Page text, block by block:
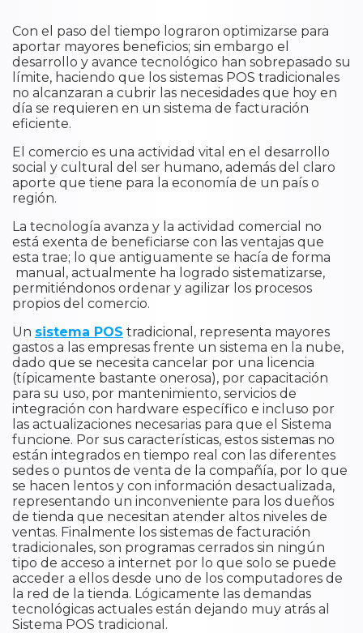
Con el paso del tiempo lograron optimizarse para
aportar mayores beneficios; sin embargo el
desarrollo y avance tecnológico han sobrepasado su
límite, haciendo que los sistemas POS tradicionales
no alcanzaran a cubrir las necesidades que hoy en
día se requieren en un sistema de facturación
eficiente.
El comercio es una actividad vital en el desarrollo
social y cultural del ser humano, además del claro
aporte que tiene para la economía de un país o
región.
La tecnología avanza y la actividad comercial no
está exenta de beneficiarse con las ventajas que
esta trae; lo que antiguamente se hacía de forma
manual, actualmente ha logrado sistematizarse,
permitiéndonos ordenar y agilizar los procesos
propios del comercio.
Un sistema POS tradicional, representa mayores
gastos a las empresas frente un sistema en la nube,
dado que se necesita cancelar por una licencia
(típicamente bastante onerosa), por capacitación
para su uso, por mantenimiento, servicios de
integración con hardware específico e incluso por
las actualizaciones necesarias para que el Sistema
funcione. Por sus características, estos sistemas no
están integrados en tiempo real con las diferentes
sedes o puntos de venta de la compañía, por lo que
se hacen lentos y con información desactualizada,
representando un inconveniente para los dueños
de tienda que necesitan atender altos niveles de
ventas. Finalmente los sistemas de facturación
tradicionales, son programas cerrados sin ningún
tipo de acceso a internet por lo que solo se puede
acceder a ellos desde uno de los computadores de
la red de la tienda. Lógicamente las demandas
tecnológicas actuales están dejando muy atrás al
Sistema POS tradicional.